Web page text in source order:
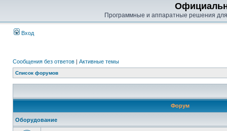
Программные и аппаратные решения
Вход
Сообщения без ответов | Активные темы
Список форумов
Форум
Оборудование